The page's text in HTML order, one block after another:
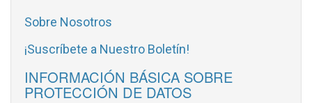
Sobre Nosotros
¡Suscríbete a Nuestro Boletín!
INFORMACIÓN BÁSICA SOBRE
PROTECCIÓN DE DATOS